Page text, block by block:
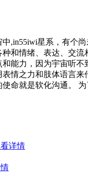
,in55iwi星系，有个
和情绪、表达、交流
能力，因为宇宙听不
情之力和肢体语言来
命就是软化沟通。
详情